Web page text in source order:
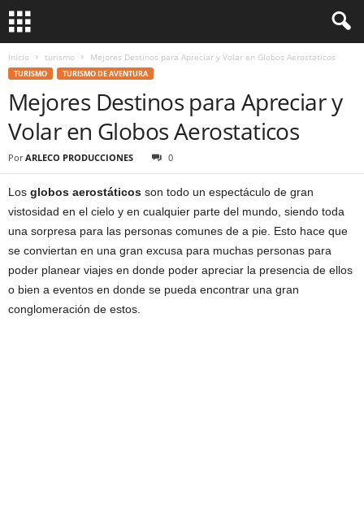
Inicio turismo Mejores Destinos para Apreciar y Volar en Globos Aerostaticos
TURISMO TURISMO DE AVENTURA
Mejores Destinos para Apreciar y
Volar en Globos Aerostaticos
Por ARLECO PRODUCCIONES 0
Los globos aerostáticos son todo un espectáculo de gran
vistosidad en el cielo y en cualquier parte del mundo, siendo toda
una sorpresa para las personas comunes de a pie. Esto hace que
se conviertan en una gran excusa para muchas personas para
poder planear viajes en donde poder apreciar la presencia de ellos
o bien a eventos en donde se pueda encontrar una gran
conglomeración de estos.